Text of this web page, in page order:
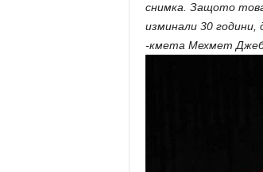
снимка. Защото
изминали 30 години,
-кмета Мехмет